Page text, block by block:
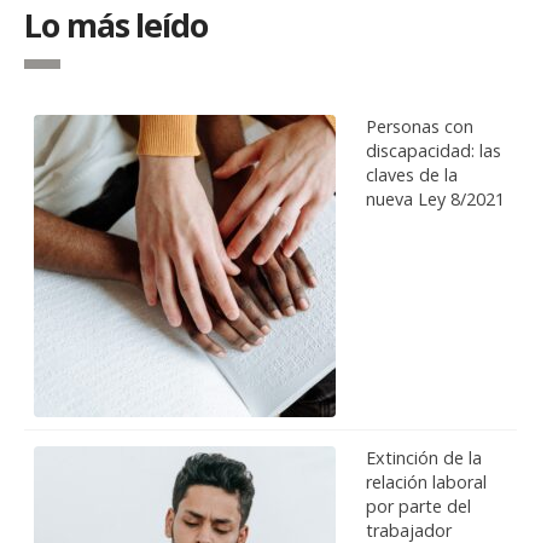
Lo más leído
Personas con
discapacidad: las
claves de la
nueva Ley 8/2021
Extinción de la
relación laboral
por parte del
trabajador